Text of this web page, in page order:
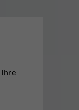
Ihre